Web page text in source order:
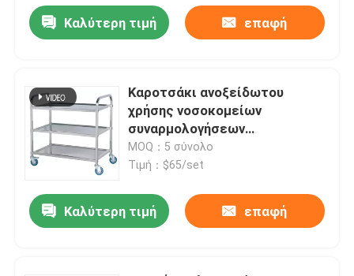
Κουκούλα εργαστηριακών καπνών
Πάγκοι εργαστηριακής εργασίας
Γραφείο εργαστηριακής αποθήκευσης
Γραφείο αποθήκευσης ασφάλειας
Καλύτερη τιμή επαφή
Καροτσάκι ανοξείδωτου
χρήσης νοσοκομείων
συναρμολογήσεων
εργαστηρίων καροτσακιών
οργάνων
MOQ：5 σύνολο
Τιμή：$65/set
Καλύτερη τιμή επαφή